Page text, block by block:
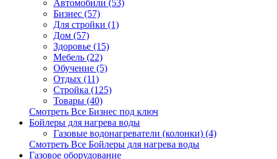
Автомобили (53)
Бизнес (57)
Для стройки (1)
Дом (57)
Здоровье (15)
Мебель (22)
Обучение (5)
Отдых (11)
Стройка (125)
Товары (40)
Смотреть Все Бизнес под ключ
Бойлеры для нагрева воды
Газовые водонагреватели (колонки) (4)
Смотреть Все Бойлеры для нагрева воды
Газовое оборудование